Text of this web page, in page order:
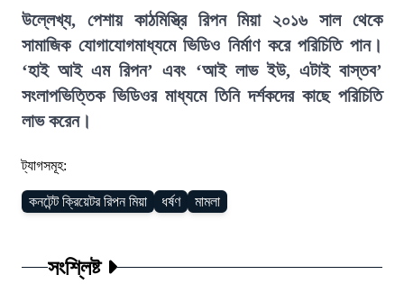
উল্লেখ্য, পেশায় কাঠমিস্ত্রি রিপন মিয়া ২০১৬ সাল থেকে
সামাজিক যোগাযোগমাধ্যমে ভিডিও নির্মাণ করে পরিচিতি পান।
‘হাই আই এম রিপন’ এবং ‘আই লাভ ইউ, এটাই বাস্তব’
সংলাপভিত্তিক ভিডিওর মাধ্যমে তিনি দর্শকদের কাছে পরিচিতি
লাভ করেন।
ট্যাগসমূহ:
কনটেন্ট ক্রিয়েটর রিপন মিয়া ধর্ষণ মামলা
সংশ্লিষ্ট